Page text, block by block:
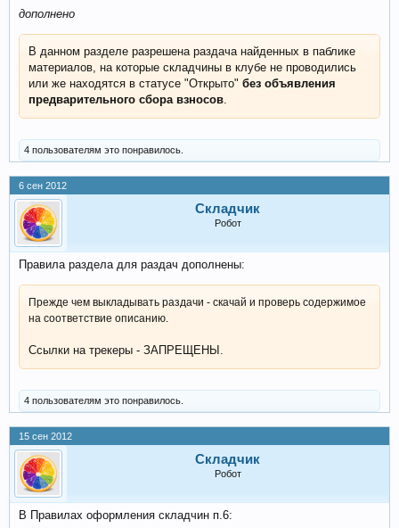
дополнено
В данном разделе разрешена раздача найденных в паблике
материалов, на которые складчины в клубе не проводились
или же находятся в статусе "Открыто" без объявления
предварительного сбора взносов.
4 пользователям это понравилось.
6 сен 2012
Складчик
Робот
Правила раздела для раздач дополнены:
Прежде чем выкладывать раздачи - скачай и проверь содержимое
на соответствие описанию.
Ссылки на трекеры - ЗАПРЕЩЕНЫ.
4 пользователям это понравилось.
15 сен 2012
Складчик
Робот
В Правилах оформления складчин п.6: